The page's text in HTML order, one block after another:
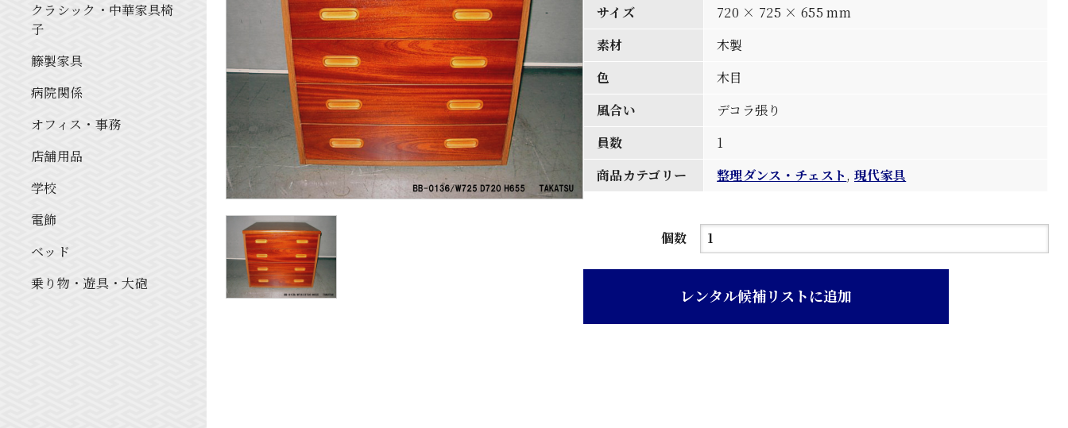
クラシック・中華家具椅
子
籐製家具
病院関係
オフィス・事務
店舗用品
学校
電飾
ベッド
乗り物・遊具・大砲
サイズ
720 × 725 × 655 mm
素材
木製
色
木目
風合い
デコラ張り
員数
1
商品カテゴリー
整理ダンス・チェスト, 現代家具
個数
木
レンタル候補リストに追加